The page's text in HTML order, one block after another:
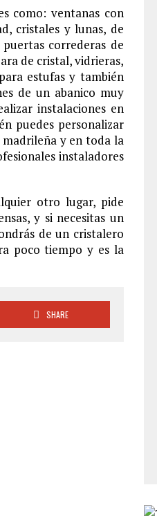
como: ventanas con
cristales y lunas, de
correderas de
de cristal, vidrieras,
estufas y también
de un abanico muy
instalaciones en
puedes personalizar
y en toda la
instaladores
otro lugar, pide
y si necesitas un
de un cristalero
poco tiempo y es la
SHARE